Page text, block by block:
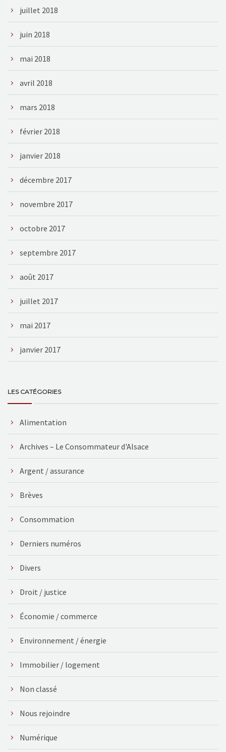
juillet 2018
juin 2018
mai 2018
avril 2018
mars 2018
février 2018
janvier 2018
décembre 2017
novembre 2017
octobre 2017
septembre 2017
août 2017
juillet 2017
mai 2017
janvier 2017
LES CATÉGORIES
Alimentation
Archives – Le Consommateur d'Alsace
Argent / assurance
Brèves
Consommation
Derniers numéros
Divers
Droit / justice
Économie / commerce
Environnement / énergie
Immobilier / logement
Non classé
Nous rejoindre
Numérique